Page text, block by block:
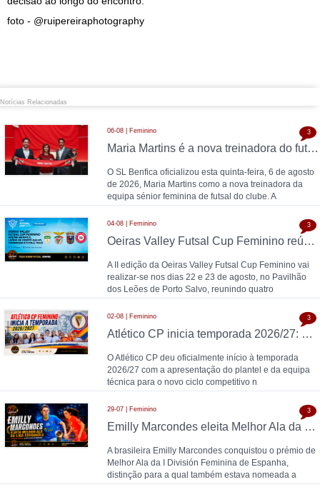
foto - @ruipereiraphotography
Notícias Relacionadas
06-08 | Feminino
Maria Martins é a nova treinadora do futsal feminino do SL Benfica: contrato válido até 2028 com as campeãs nacionais
O SL Benfica oficializou esta quinta-feira, 6 de agosto
de 2026, Maria Martins como a nova treinadora da
equipa sénior feminina de futsal do clube. A
3
04-08 | Feminino
Oeiras Valley Futsal Cup Feminino reúne Benfica, Leões de Porto Salvo, Torreense e Futsal Feijó
A II edição da Oeiras Valley Futsal Cup Feminino vai
realizar-se nos dias 22 e 23 de agosto, no Pavilhão
dos Leões de Porto Salvo, reunindo quatro
3
02-08 | Feminino
Atlético CP inicia temporada 2026/27: Pedro Henriques comanda plantel feminino
O Atlético CP deu oficialmente início à temporada
2026/27 com a apresentação do plantel e da equipa
técnica para o novo ciclo competitivo n
3
29-07 | Feminino
Emilly Marcondes eleita Melhor Ala da Liga Espanhola; Carolina Pedreira esteve entre as nomeadas
A brasileira Emilly Marcondes conquistou o prémio de
Melhor Ala da I División Feminina de Espanha,
distinção para a qual também estava nomeada a
3